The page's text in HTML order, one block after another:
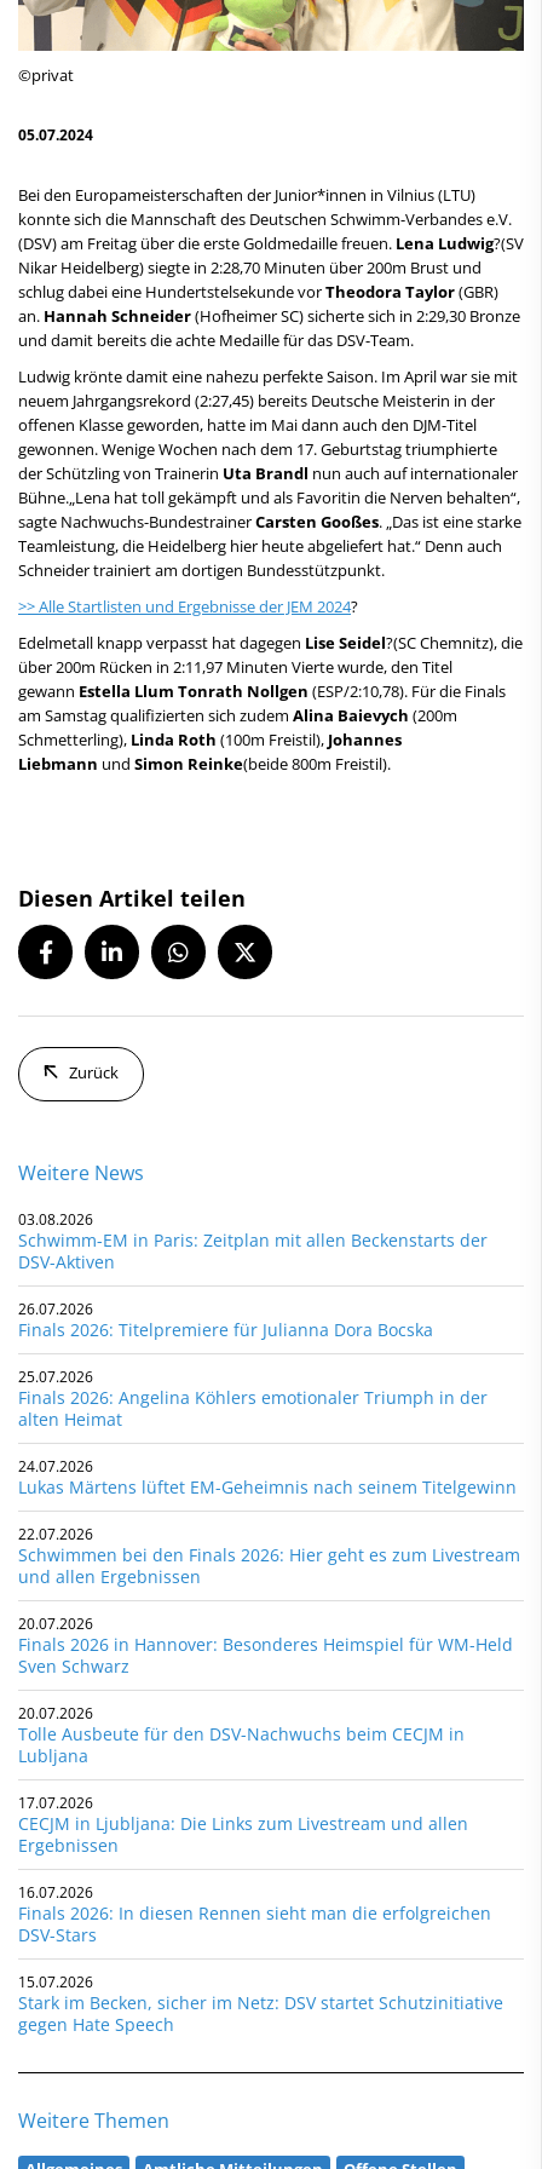
©privat
05.07.2024
Bei den Europameisterschaften der Junior*innen in Vilnius (LTU)
konnte sich die Mannschaft des Deutschen Schwimm-Verbandes e.V.
(DSV) am Freitag über die erste Goldmedaille freuen. Lena Ludwig?(SV
Nikar Heidelberg) siegte in 2:28,70 Minuten über 200m Brust und
schlug dabei eine Hundertstelsekunde vorTheodora Taylor(GBR)
an. Hannah Schneider(Hofheimer SC) sicherte sich in 2:29,30 Bronze
und damit bereits die achte Medaille für das DSV-Team.
Ludwig krönte damit eine nahezu perfekte Saison. Im April war sie mit
neuem Jahrgangsrekord (2:27,45) bereits Deutsche Meisterin in der
offenen Klasse geworden, hatte im Mai dann auch den DJM-Titel
gewonnen. Wenige Wochen nach dem 17. Geburtstag triumphierte
der Schützling von Trainerin Uta Brandl nun auch auf internationaler
Bühne.„Lena hat toll gekämpft und als Favoritin die Nerven behalten“,
sagte Nachwuchs-BundestrainerCarsten Gooßes. „Das ist eine starke
Teamleistung, die Heidelberg hier heute abgeliefert hat.“ Denn auch
Schneider trainiert am dortigen Bundesstützpunkt.
>> Alle Startlisten und Ergebnisse der JEM 2024?
Edelmetall knapp verpasst hat dagegen Lise Seidel?(SC Chemnitz), die
über 200m Rücken in 2:11,97 Minuten Vierte wurde, den Titel
gewann Estella Llum Tonrath Nollgen (ESP/2:10,78). Für die Finals
am Samstag qualifizierten sich zudem Alina Baievych (200m
Schmetterling), Linda Roth (100m Freistil), Johannes
Liebmann und Simon Reinke(beide 800m Freistil).
Diesen Artikel teilen
Zurück
Weitere News
03.08.2026
Schwimm-EM in Paris: Zeitplan mit allen Beckenstarts der
DSV-Aktiven
26.07.2026
Finals 2026: Titelpremiere für Julianna Dora Bocska
25.07.2026
Finals 2026: Angelina Köhlers emotionaler Triumph in der
alten Heimat
24.07.2026
Lukas Märtens lüftet EM-Geheimnis nach seinem Titelgewinn
22.07.2026
Schwimmen bei den Finals 2026: Hier geht es zum Livestream
und allen Ergebnissen
20.07.2026
Finals 2026 in Hannover: Besonderes Heimspiel für WM-Held
Sven Schwarz
20.07.2026
Tolle Ausbeute für den DSV-Nachwuchs beim CECJM in
Lubljana
17.07.2026
CECJM in Ljubljana: Die Links zum Livestream und allen
Ergebnissen
16.07.2026
Finals 2026: In diesen Rennen sieht man die erfolgreichen
DSV-Stars
15.07.2026
Stark im Becken, sicher im Netz: DSV startet Schutzinitiative
gegen Hate Speech
Weitere Themen